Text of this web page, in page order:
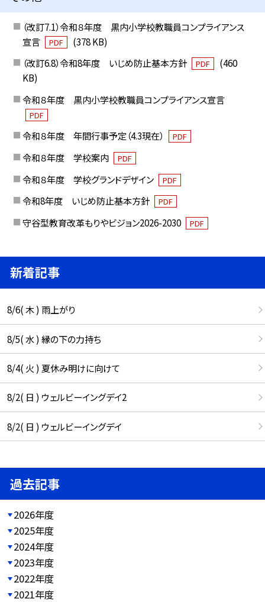
（改訂7.1）令和８年度 黒内小学校教職員コンプライアンス
宣言
PDF
(378 KB)
（改訂6.8）令和8年度 いじめ防止基本方針
PDF
(460
KB)
令和８年度 黒内小学校教職員コンプライアンス宣言
PDF
令和８年度 年間行事予定（4.3現在） PDF
令和８年度 学校案内 PDF
令和８年度 学校グランドデザイン PDF
令和8年度 いじめ防止基本方針 PDF
守谷型教育改革もりやビジョン2026-2030 PDF
新着記事
8/6( 木 ) 雨上がり
8/5( 水 ) 縁の下の力持ち
8/4( 火 ) 夏休み明けに向けて
8/2( 日 ) ウェルビーイングデイ2
8/2( 日 ) ウェルビーイングデイ
過去記事
2026年度
2025年度
2024年度
2023年度
2022年度
2021年度